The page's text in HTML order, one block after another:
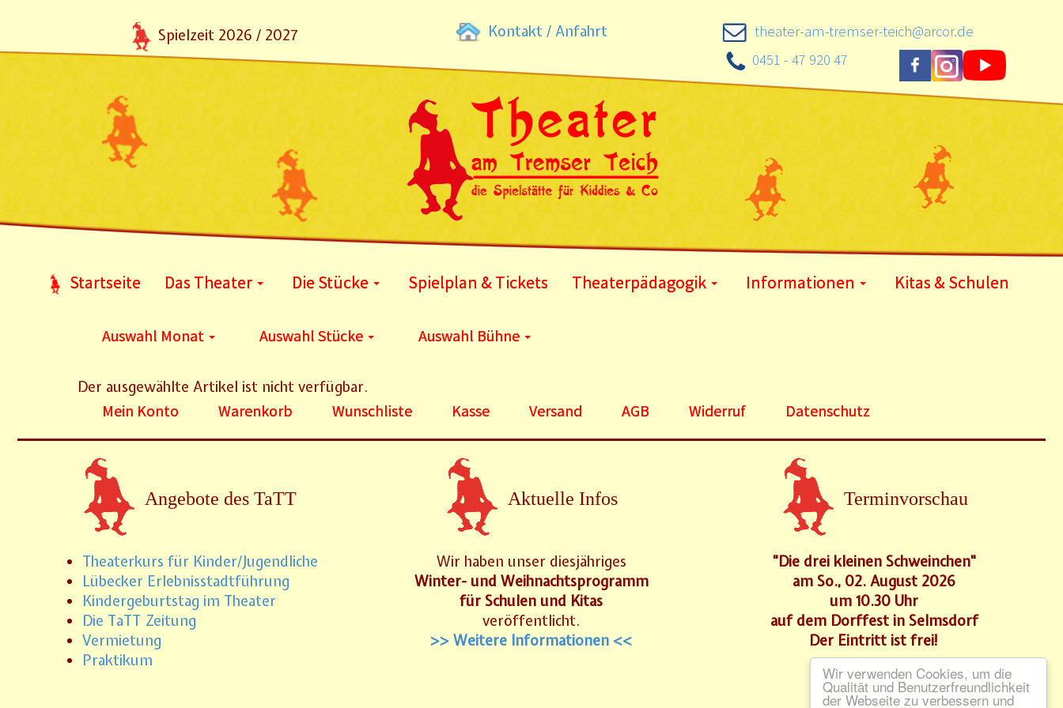
Wir verwenden Cookies, um die
Qualität und Benutzerfreundlichkeit
der Webseite zu verbessern und
Spielzeit 2026 / 2027 Kontakt / Anfahrt
theater-am-tremser-teich@arcor.de
0451 - 47 920 47
Startseite Das Theater Die Stücke Spielplan & Tickets Theaterpädagogik Informationen Kitas & Schulen
Auswahl Monat Auswahl Stücke Auswahl Bühne
Der ausgewählte Artikel ist nicht verfügbar.
Mein Konto
Warenkorb Wunschliste Kasse Versand AGB Widerruf Datenschutz
Angebote des TaTT
Theaterkurs für Kinder/Jugendliche
Lübecker Erlebnisstadtführung
Kindergeburtstag im Theater
Die TaTT Zeitung
Vermietung
Praktikum
Aktuelle Infos
Wir haben unser diesjähriges
Winter- und Weihnachtsprogramm
für Schulen und Kitas
veröffentlicht.
>> Weitere Informationen <<
Terminvorschau
"Die drei kleinen Schweinchen"
am So., 02. August 2026
um 10.30 Uhr
auf dem Dorffest in Selmsdorf
Der Eintritt ist frei!